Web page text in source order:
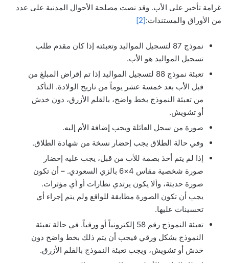
غرامة تأخير على الأب. وقد نصت مصلحة الأحوال المدنية على عدد
من الأوراق والمستندات:[2]
نموذج 87 لتسجيل المواليد وتعبئته إذا كان مقدم طلب
تسجيل المواليد هو الأب.
تعبئة نموذج 88 لتسجيل المواليد إذا تم إقراض المبلغ من
قبل الأب بعد خمسة عشر يوماً من تاريخ الولادة. التأكد
من تعبئة النموذج بخط واضح، بالقلم الأزرق، دون خدش
أو تشويش.
صورة من سجل العائلة ويجب إضافة الأم إليه.
وفي حالة الطلاق يجب إحضار نسخة من شهادة الطلاق.
إذا لم يتم أخذ بصمة للأب من قبل، يجب عليه إحضار
صورة شخصية مقاس 4×6 بالزي السعودي. – أن تكون
صورة حديثة، وألا يكون يرتدي نظارات أو أي مؤثرات.
يجب أن تكون الصورة مطابقة للواقع ولم يتم إجراء أي
تحسينات عليها.
تعبئة النموذج رقم 58 إلكترونياً أو ورقياً. في حالة تعبئة
النموذج بشكل ورقي فيجب أن يتم ذلك بخط واضح دون
خدش أو تشويش، ويجب تعبئة النموذج بالقلم الأزرق.